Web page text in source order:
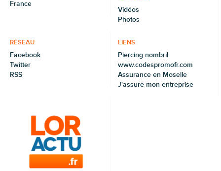
France
Vidéos
Photos
RÉSEAU
Facebook
Twitter
RSS
LIENS
Piercing nombril
www.codespromofr.com
Assurance en Moselle
J'assure mon entreprise